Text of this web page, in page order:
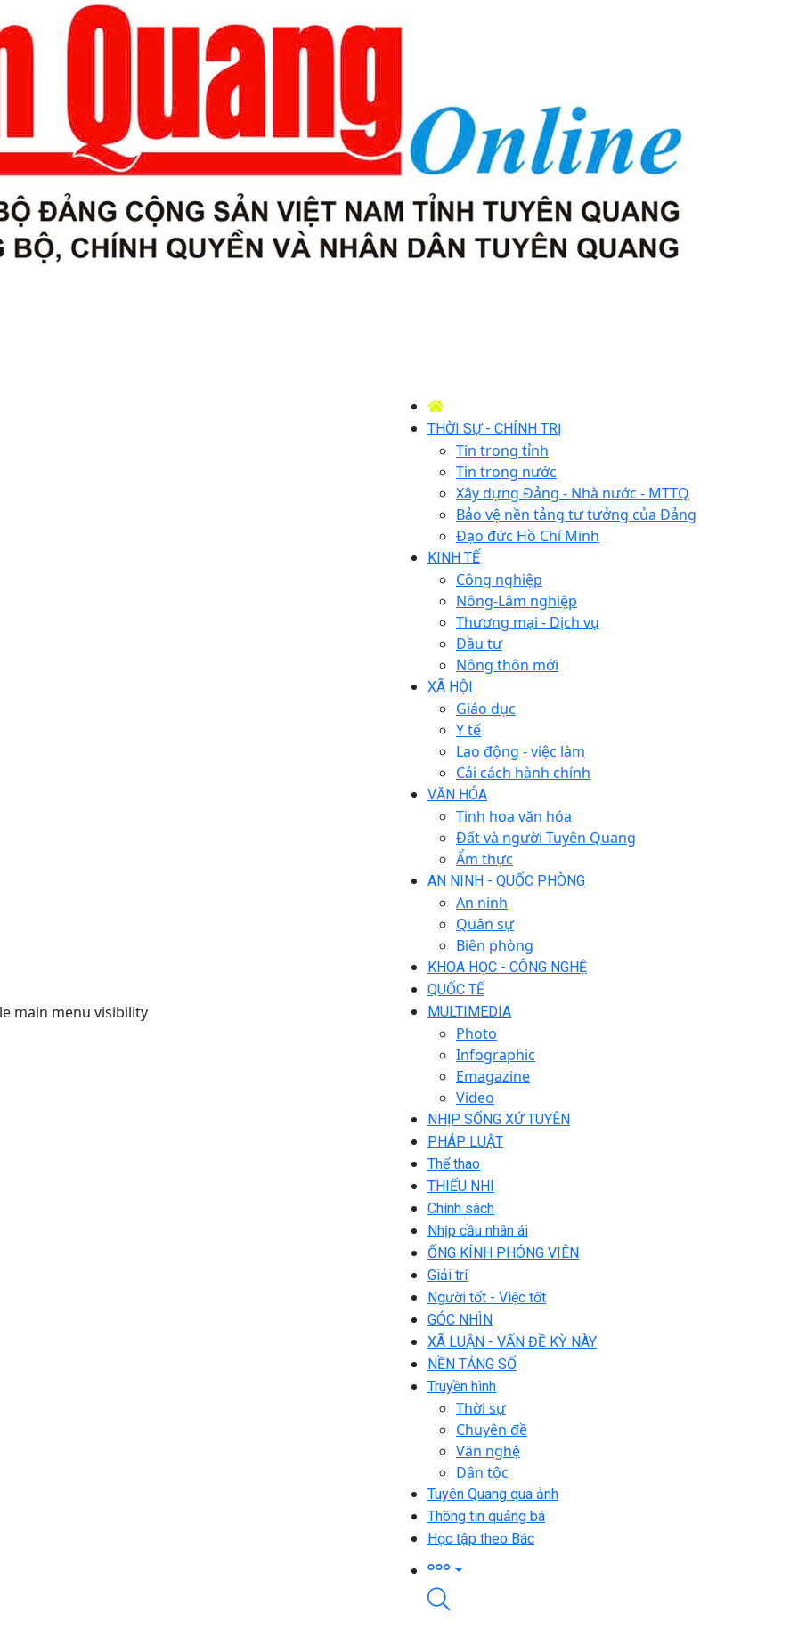
main menu visibility
THỜI SỰ - CHÍNH TRỊ
Tin trong tỉnh
Tin trong nước
Xây dựng Đảng - Nhà nước - MTTQ
Bảo vệ nền tảng tư tưởng của Đảng
Đạo đức Hồ Chí Minh
KINH TẾ
Công nghiệp
Nông-Lâm nghiệp
Thương mại - Dịch vụ
Đầu tư
Nông thôn mới
XÃ HỘI
Giáo dục
Y tế
Lao động - việc làm
Cải cách hành chính
VĂN HÓA
Tinh hoa văn hóa
Đất và người Tuyên Quang
Ẩm thực
AN NINH - QUỐC PHÒNG
An ninh
Quân sự
Biên phòng
KHOA HỌC - CÔNG NGHỆ
QUỐC TẾ
MULTIMEDIA
Photo
Infographic
Emagazine
Video
NHỊP SỐNG XỨ TUYÊN
PHÁP LUẬT
Thể thao
THIẾU NHI
Chính sách
Nhịp cầu nhân ái
ỐNG KÍNH PHÓNG VIÊN
Giải trí
Người tốt - Việc tốt
GÓC NHÌN
XÃ LUẬN - VẤN ĐỀ KỲ NÀY
NỀN TẢNG SỐ
Truyền hình
Thời sự
Chuyên đề
Văn nghệ
Dân tộc
Tuyên Quang qua ảnh
Thông tin quảng bá
Học tập theo Bác